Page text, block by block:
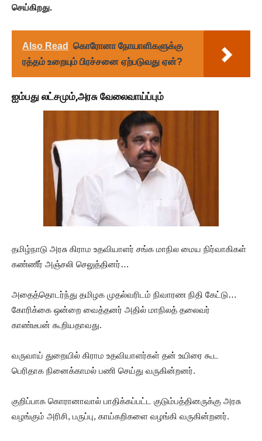
செய்கிறது.
Also Read
கொரோனா நோயாளிகளுக்கு
ரத்தம் உறையும் பிரச்சனை ஏற்படுவது ஏன்?
ஐம்பது லட்சமும்,அரசு வேலைவாய்ப்பும்
தமிழ்நாடு அரசு கிராம உதவியாளர் சங்க மாநில மைய நிர்வாகிகள்
கண்ணீர் அஞ்சலி செலுத்தினர்…
அதைத்தொடர்ந்து தமிழக முதல்வரிடம் நிவாரண நிதி கேட்டு…
கோரிக்கை ஒன்றை வைத்தனர் அதில் மாநிலத் தலைவர்
காண்டீபன் கூறியதாவது.
வருவாய் துறையில் கிராம உதவியாளர்கள் தன் உயிரை கூட
பெரிதாக நினைக்காமல் பணி செய்து வருகின்றனர்.
குறிப்பாக கொரானாவால் பாதிக்கப்பட்ட குடும்பத்தினருக்கு அரசு
வழங்கும் அரிசி, பருப்பு, காய்கறிகளை வழங்கி வருகின்றனர்.